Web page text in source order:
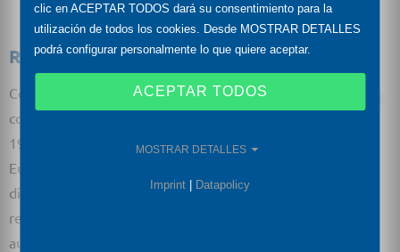
REACH conformidad
Como usuario intermedio
conforme al Reglamento (CE) n°
1907/2006 EU del Parlamento
Europeo y del Consejo de 18 de
diciembre de 2006 relativo al
registro, la evaluación, la
autorización y la restricción de
clic en ACEPTAR TODOS dará su consentimiento para la
utilización de todos los cookies. Desde MOSTRAR DETALLES
podrá configurar personalmente lo que quiere aceptar.
ACEPTAR TODOS
MOSTRAR DETALLES
Imprint | Datapolicy